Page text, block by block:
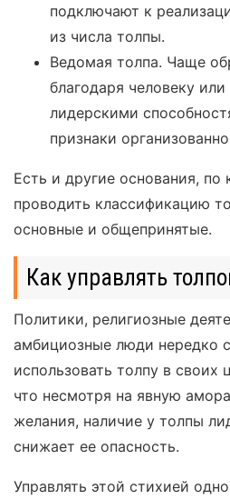
подключают к
из числа толпы.
Ведомая толпа. Чаще
благодаря человеку
лидерскими
признаки
Есть и другие основания,
проводить классификацию
основные и общепринятые.
Как управлять
Политики, религиозные
амбициозные люди нередко
использовать толпу в своих
что несмотря на явную
желания, наличие у толпы
снижает ее опасность.
Управлять этой стихией